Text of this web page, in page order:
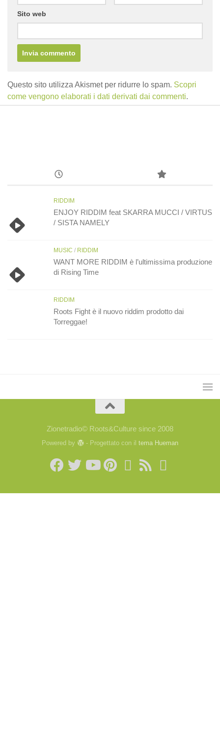
Sito web
Questo sito utilizza Akismet per ridurre lo spam. Scopri
come vengono elaborati i dati derivati dai commenti.
RIDDIM
ENJOY RIDDIM feat SKARRA MUCCI / VIRTUS
/ SISTA NAMELY
MUSIC / RIDDIM
WANT MORE RIDDIM è l’ultimissima produzione
di Rising Time
RIDDIM
Roots Fight è il nuovo riddim prodotto dai
Torreggae!
Zionetradio© Roots&Culture since 2008
Powered by - Progettato con il tema Hueman